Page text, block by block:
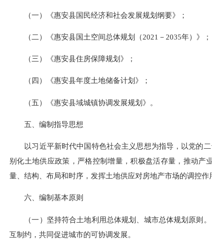
（一）《惠安县国民经济和社会发展规划纲要》；
（二）《惠安县国土空间总体规划（2021－2035年）》；
（三）《惠安县住房保障规划》；
（四）《惠安县年度土地储备计划》；
（五）《惠安县域城镇协调发展规划》。
五、编制指导思想
以习近平新时代中国特色社会主义思想为指导，以党的二十
别化土地供应政策，严格控制增量，积极盘活存量，推动产业
量、结构、布局和时序，发挥土地供应对房地产市场的调控作用
六、编制基本原则
（一）坚持符合土地利用总体规划、城市总体规划原则。国
互制约，共同促进城市的可协调发展。